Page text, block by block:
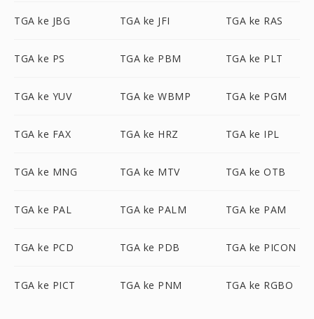
TGA ke JBG TGA ke JFI TGA ke RAS
TGA ke PS TGA ke PBM TGA ke PLT
TGA ke YUV TGA ke WBMP TGA ke PGM
TGA ke FAX TGA ke HRZ TGA ke IPL
TGA ke MNG TGA ke MTV TGA ke OTB
TGA ke PAL TGA ke PALM TGA ke PAM
TGA ke PCD TGA ke PDB TGA ke PICON
TGA ke PICT TGA ke PNM TGA ke RGBO